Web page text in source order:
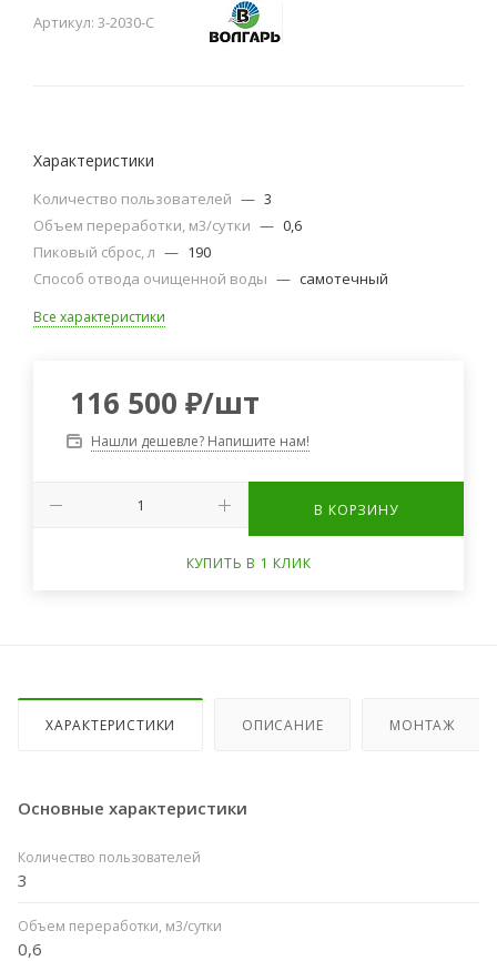
Артикул: 3-2030-С
Характеристики
Количество пользователей — 3
Объем переработки, м3/сутки — 0,6
Пиковый сброс, л — 190
Способ отвода очищенной воды — самотечный
Все характеристики
116 500 ₽/шт
Нашли дешевле? Напишите нам!
В КОРЗИНУ
КУПИТЬ В 1 КЛИК
ХАРАКТЕРИСТИКИ ОПИСАНИЕ МОНТАЖ
Основные характеристики
Количество пользователей
3
Объем переработки, м3/сутки
0,6